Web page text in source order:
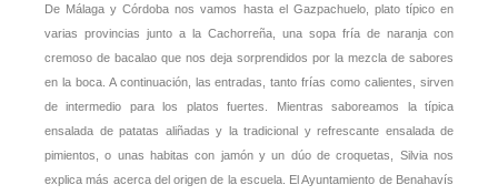
De Málaga y Córdoba nos vamos hasta el Gazpachuelo, plato típico en
varias provincias junto a la Cachorreña, una sopa fría de naranja con
cremoso de bacalao que nos deja sorprendidos por la mezcla de sabores
en la boca. A continuación, las entradas, tanto frías como calientes, sirven
de intermedio para los platos fuertes. Mientras saboreamos la típica
ensalada de patatas aliñadas y la tradicional y refrescante ensalada de
pimientos, o unas habitas con jamón y un dúo de croquetas, Silvia nos
explica más acerca del origen de la escuela. El Ayuntamiento de Benahavís